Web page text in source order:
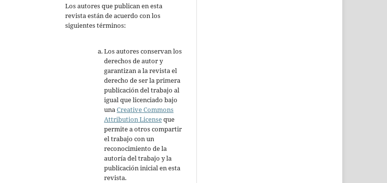
Los autores que publican en esta
revista están de acuerdo con los
siguientes términos:
Los autores conservan los
derechos de autor y
garantizan a la revista el
derecho de ser la primera
publicación del trabajo al
igual que licenciado bajo
unaCreative Commons
Attribution Licenseque
permite a otros compartir
el trabajo con un
reconocimiento de la
autoría del trabajo y la
publicación inicial en esta
revista.